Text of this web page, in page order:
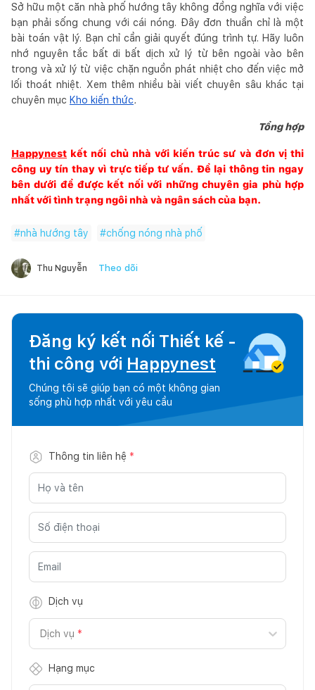
Sở hữu một căn nhà phố hướng tây không đồng nghĩa với việc
bạn phải sống chung với cái nóng. Đây đơn thuần chỉ là một
bài toán vật lý. Bạn chỉ cần giải quyết đúng trình tự. Hãy luôn
nhớ nguyên tắc bất di bất dịch xử lý từ bên ngoài vào bên
trong và xử lý từ việc chặn nguồn phát nhiệt cho đến việc mở
lối thoát nhiệt. Xem thêm nhiều bài viết chuyên sâu khác tại
chuyên mục Kho kiến thức.
Tổng hợp
Happynest kết nối chủ nhà với kiến trúc sư và đơn vị thi
công uy tín thay vì trực tiếp tư vấn. Để lại thông tin ngay
bên dưới để được kết nối với những chuyên gia phù hợp
nhất với tình trạng ngôi nhà và ngân sách của bạn.
#nhà hướng tây #chống nóng nhà phố
Thu Nguyễn Theo dõi
Đăng ký kết nối Thiết kế -
thi công với Happynest
Chúng tôi sẽ giúp bạn có một không gian
sống phù hợp nhất với yêu cầu
Thông tin liên hệ *
Dịch vụ
Dịch vụ *
Hạng mục